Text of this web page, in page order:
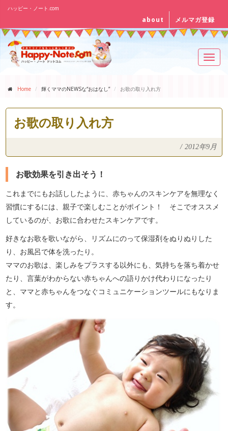
ハッピー・ノート.com
about メルマガ登録
Home 輝くママのNEWSな“おはなし” お歌の取り入れ方
お歌の取り入れ方
/ 2012年9月
お歌効果を引き出そう！
これまでにもお話ししたように、赤ちゃんのスキンケアを無理なく
習慣にするには、親子で楽しむことがポイント！ そこでオススメ
しているのが、お歌に合わせたスキンケアです。
好きなお歌を歌いながら、リズムにのって保湿剤をぬりぬりした
り、お風呂で体を洗ったり。
ママのお歌は、楽しみをプラスする以外にも、気持ちを落ち着かせ
たり、言葉がわからない赤ちゃんへの語りかけ代わりになったり
と、ママと赤ちゃんをつなぐコミュニケーションツールにもなりま
す。